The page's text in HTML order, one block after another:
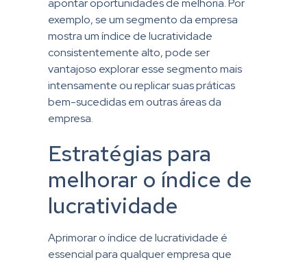
apontar oportunidades de melhoria. Por
exemplo, se um segmento da empresa
mostra um índice de lucratividade
consistentemente alto, pode ser
vantajoso explorar esse segmento mais
intensamente ou replicar suas práticas
bem-sucedidas em outras áreas da
empresa.
Estratégias para
melhorar o índice de
lucratividade
Aprimorar o índice de lucratividade é
essencial para qualquer empresa que